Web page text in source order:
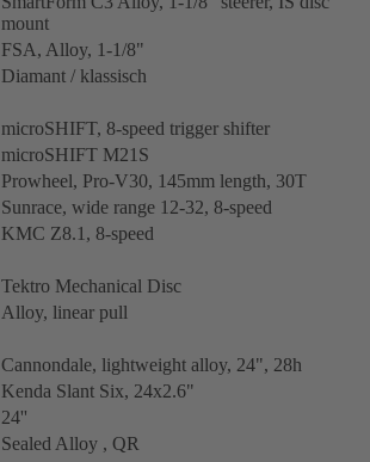
mount
FSA, Alloy, 1-1/8"
Diamant / klassisch
microSHIFT, 8-speed trigger shifter
microSHIFT M21S
Prowheel, Pro-V30, 145mm length, 30T
Sunrace, wide range 12-32, 8-speed
KMC Z8.1, 8-speed
Tektro Mechanical Disc
Alloy, linear pull
Cannondale, lightweight alloy, 24", 28h
Kenda Slant Six, 24x2.6"
24''
Sealed Alloy , QR